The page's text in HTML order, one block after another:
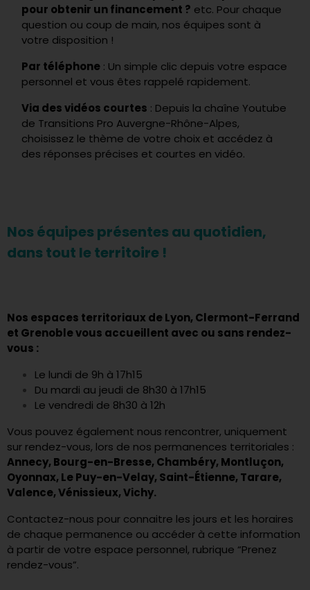
pour obtenir un financement ? etc. Pour chaque
question ou coup de main, nos équipes sont à
votre disposition !
Par téléphone : Un simple clic depuis votre espace
personnel et vous êtes rappelé rapidement.
Via des vidéos courtes : Depuis la chaîne Youtube
de Transitions Pro Auvergne-Rhône-Alpes,
choisissez le thème de votre choix et accédez à
des réponses précises et courtes en vidéo.
Nos équipes présentes au quotidien,
dans tout le territoire !
Nos espaces territoriaux de Lyon, Clermont-Ferrand
et Grenoble vous accueillent avec ou sans rendez-
vous :
Le lundi de 9h à 17h15
Du mardi au jeudi de 8h30 à 17h15
Le vendredi de 8h30 à 12h
Vous pouvez également nous rencontrer, uniquement
sur rendez-vous, lors de nos permanences territoriales :
Annecy, Bourg-en-Bresse, Chambéry, Montluçon,
Oyonnax, Le Puy-en-Velay, Saint-Étienne, Tarare,
Valence, Vénissieux, Vichy.
Contactez-nous pour connaitre les jours et les horaires
de chaque permanence ou accéder à cette information
à partir de votre espace personnel, rubrique “Prenez
rendez-vous”.